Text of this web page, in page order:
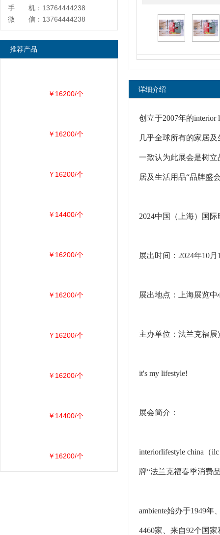
详细介绍
创立于2007年的
几乎全球所有的家居
一致认为此展会是树
居及生活用品“品牌盛
2024中国（上海）国
展出时间：2024年10
展出地点：上海展览
主办单位：法兰克福
it's my lifestyle!
展会简介：
interiorlifestyle china（
牌“法兰克福春季消费
ambiente始办于1949
4460家、来自92个国
手 机：13764444238
微 信：13764444238
推荐产品
￥16200/个
￥16200/个
￥16200/个
￥14400/个
￥16200/个
￥16200/个
￥16200/个
￥16200/个
￥14400/个
￥16200/个